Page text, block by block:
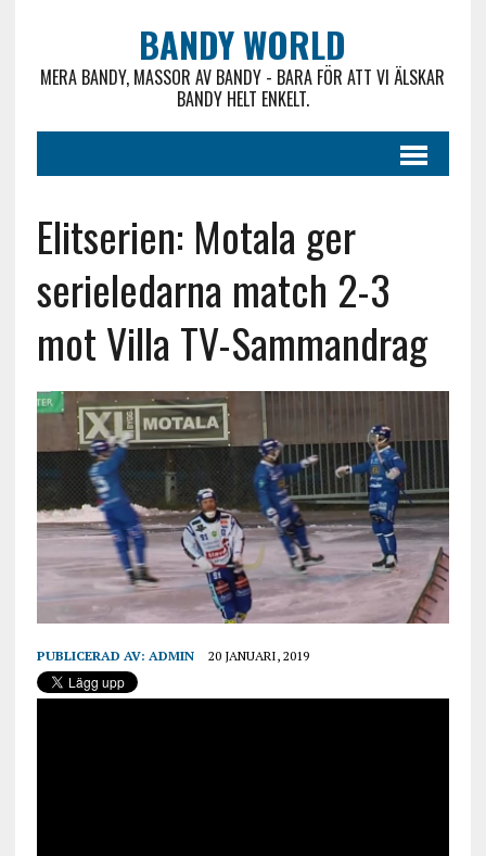
BANDY WORLD
MERA BANDY, MASSOR AV BANDY - BARA FÖR ATT VI ÄLSKAR
BANDY HELT ENKELT.
Elitserien: Motala ger
serieledarna match 2-3
mot Villa TV-Sammandrag
PUBLICERAD AV: ADMIN 20 JANUARI, 2019